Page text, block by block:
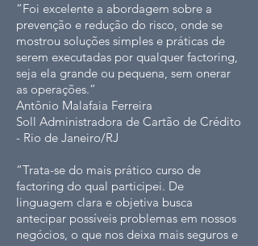
“Foi excelente a abordagem sobre a
prevenção e redução do risco, onde se
mostrou soluções simples e práticas de
serem executadas por qualquer factoring,
seja ela grande ou pequena, sem onerar
as operações.”
Antônio Malafaia Ferreira
Soll Administradora de Cartão de Crédito
- Rio de Janeiro/RJ
“Trata-se do mais prático curso de
factoring do qual participei. De
linguagem clara e objetiva busca
antecipar possíveis problemas em nossos
negócios, o que nos deixa mais seguros e